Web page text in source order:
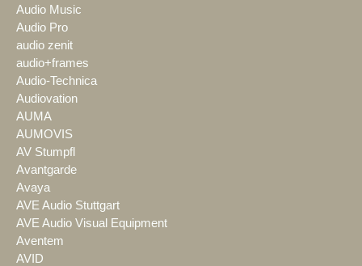
Audio Music
Audio Pro
audio zenit
audio+frames
Audio-Technica
Audiovation
AUMA
AUMOVIS
AV Stumpfl
Avantgarde
Avaya
AVE Audio Stuttgart
AVE Audio Visual Equipment
Aventem
AVID